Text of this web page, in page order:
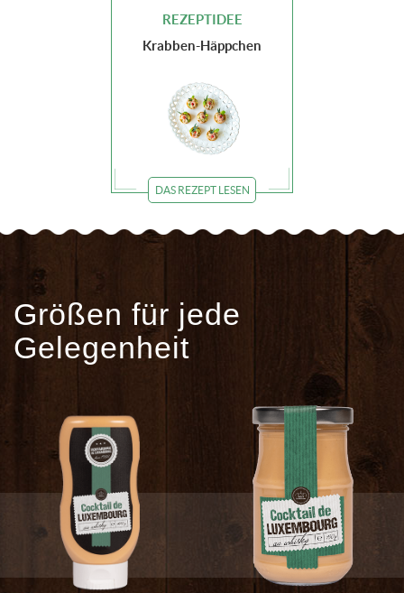
REZEPTIDEE
Krabben-Häppchen
DAS REZEPT LESEN
Größen für jede
Gelegenheit